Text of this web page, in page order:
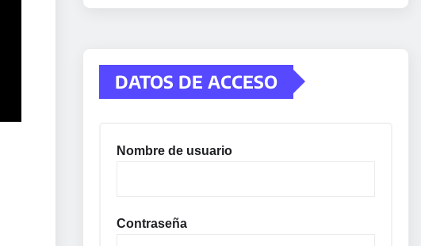
DATOS DE ACCESO
Nombre de usuario
Contraseña